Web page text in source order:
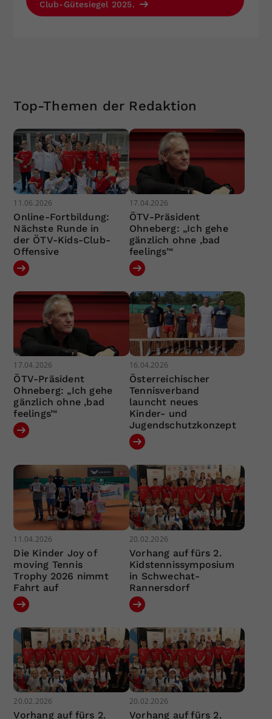
Club-Gütesiegel 2025.
Top-Themen der Redaktion
11.06.2026
Online-Fortbildung:
Nächste Runde in
der ÖTV-Kids-Club-
Offensive
17.04.2026
ÖTV-Präsident
Ohneberg: „Ich gehe
gänzlich ohne ‚bad
feelings’“
17.04.2026
ÖTV-Präsident
Ohneberg: „Ich gehe
gänzlich ohne ‚bad
feelings’“
16.04.2026
Österreichischer
Tennisverband
launcht neues
Kinder- und
Jugendschutzkonzept
11.04.2026
Die Kinder Joy of
moving Tennis
Trophy 2026 nimmt
Fahrt auf
20.02.2026
Vorhang auf fürs 2.
Kidstennissymposium
in Schwechat-
Rannersdorf
20.02.2026
Vorhang auf fürs 2.
20.02.2026
Vorhang auf fürs 2.